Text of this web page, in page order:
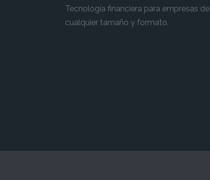
Tecnología financiera para empresas de
cualquier tamaño y formato.